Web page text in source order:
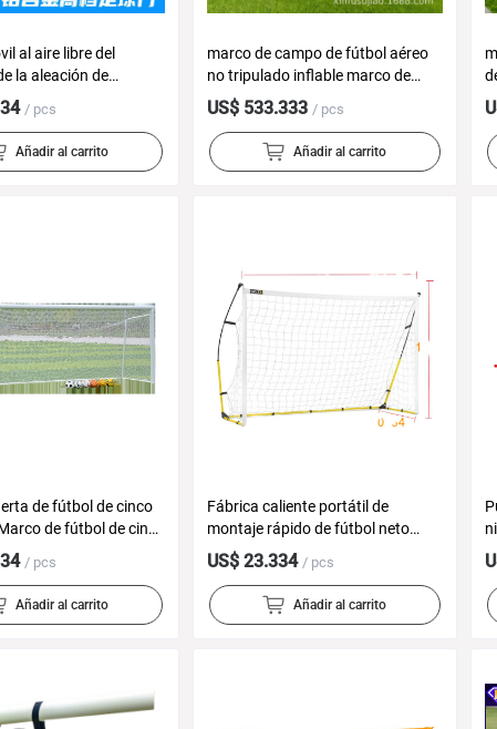
al aire libre del
la aleación de
la puerta del
la persona del acero
Persona 11
/ pcs
Añadir al carrito
marco de campo de fútbol aéreo
no tripulado inflable marco de
competencia de entrenamiento de
aeronaves juveniles nacionales
caja de competencia al aire libre
US$ 533.333 / pcs
Añadir al carrito
de fútbol de cinco
de fútbol de cinco
niños Puerta de
marco de puerta de
/ pcs
Añadir al carrito
Fábrica caliente portátil de
montaje rápido de fútbol neto
niños entrenamiento de fútbol
Puerta de pórtico de fútbol neto
US$ 23.334 / pcs
Añadir al carrito